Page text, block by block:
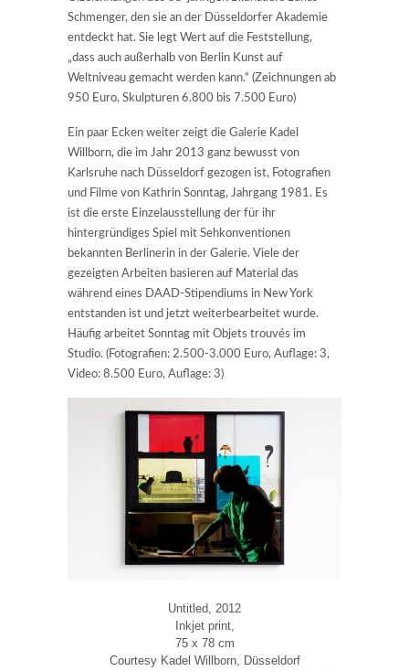
Schmenger, den sie an der Düsseldorfer Akademie
entdeckt hat. Sie legt Wert auf die Feststellung,
„dass auch außerhalb von Berlin Kunst auf
Weltniveau gemacht werden kann.“ (Zeichnungen ab
950 Euro, Skulpturen 6.800 bis 7.500 Euro)
Ein paar Ecken weiter zeigt die Galerie Kadel
Willborn, die im Jahr 2013 ganz bewusst von
Karlsruhe nach Düsseldorf gezogen ist, Fotografien
und Filme von Kathrin Sonntag, Jahrgang 1981. Es
ist die erste Einzelausstellung der für ihr
hintergründiges Spiel mit Sehkonventionen
bekannten Berlinerin in der Galerie. Viele der
gezeigten Arbeiten basieren auf Material das
während eines DAAD-Stipendiums in New York
entstanden ist und jetzt weiterbearbeitet wurde.
Häufig arbeitet Sonntag mit Objets trouvés im
Studio. (Fotografien: 2.500-3.000 Euro, Auflage: 3,
Video: 8.500 Euro, Auflage: 3)
Untitled, 2012
Inkjet print,
75 x 78 cm
Courtesy Kadel Willborn, Düsseldorf